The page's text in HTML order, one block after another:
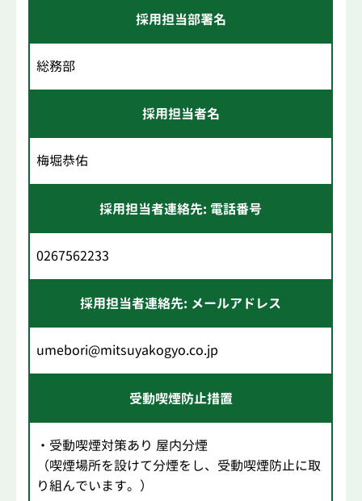
採用担当部署名
総務部
採用担当者名
梅堀恭佑
採用担当者連絡先: 電話番号
0267562233
採用担当者連絡先: メールアドレス
umebori@mitsuyakogyo.co.jp
受動喫煙防止措置
・受動喫煙対策あり 屋内分煙
（喫煙場所を設けて分煙をし、受動喫煙防止に取
り組んでいます。）